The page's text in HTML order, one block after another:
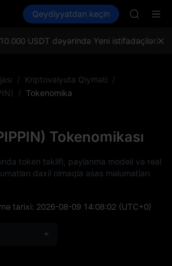
Bazarlar Spot Futures SPCX
Qeydiyyatdan keçin
SKYAI
SPCX
USDT dəyərində Yeni istifadəçiləri
/ Kriptovalyuta Qiyməti /
/ Tokenomika
Tokenomikası
token təklifi, paylanma modeli və real
daxil olmaqla əsas məlumatları
tarixi: 2026-08-09 14:08:02 (UTC+0)